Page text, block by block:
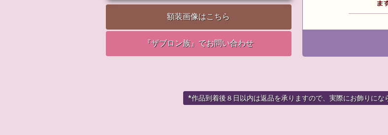
額装画像はこちら
『ザブロン族』でお問い合わせ
*作品到着後８日以内は返品を承りますので、実際にお飾りにな